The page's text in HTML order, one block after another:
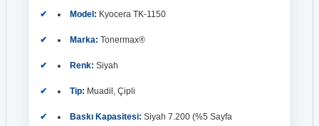
Model: Kyocera TK-1150
Marka: Tonermax®
Renk: Siyah
Tip: Muadil, Çipli
Baskı Kapasitesi: Siyah 7.200 (%5 Sayfa